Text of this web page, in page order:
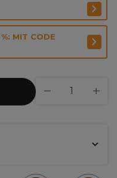
MIT CODE